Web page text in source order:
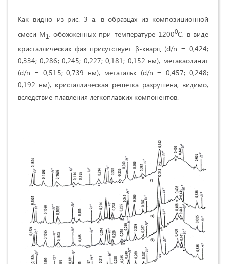
Как видно из рис. 3 а, в образцах из композиционной
смеси М1, обожженных при температуре 12000С, в виде
кристаллических фаз присутствует β-кварц (d/n = 0,424;
0,334; 0,286; 0,245; 0,227; 0,181; 0,152 нм), метакаолинит
(d/n = 0,515; 0,739 нм), метатальк (d/n = 0,457; 0,248;
0,192 нм), кристаллическая решетка разрушена, видимо,
вследствие плавления легкоплавких компонентов.